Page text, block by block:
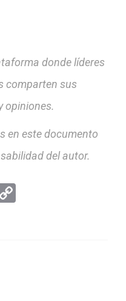
donde líderes
comparten sus
opiniones.
en este documento
del autor.